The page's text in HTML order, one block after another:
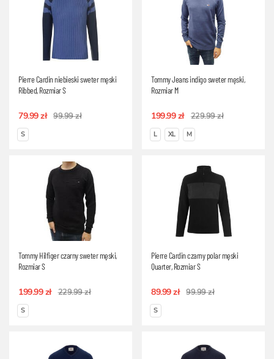
Pierre Cardin niebieski sweter męski
Ribbed, Rozmiar S
79.99 zł 99.99 zł
S
Tommy Jeans indigo sweter męski,
Rozmiar M
199.99 zł 229.99 zł
L XL M
Tommy Hilfiger czarny sweter męski,
Rozmiar S
199.99 zł 229.99 zł
S
Pierre Cardin czarny polar męski
Quarter, Rozmiar S
89.99 zł 99.99 zł
S